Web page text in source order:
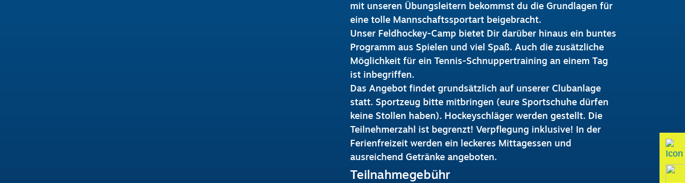
mit unseren Übungsleitern bekommst du die Grundlagen für
eine tolle Mannschaftssportart beigebracht.
Unser Feldhockey-Camp bietet Dir darüber hinaus ein buntes
Programm aus Spielen und viel Spaß. Auch die zusätzliche
Möglichkeit für ein Tennis-Schnuppertraining an einem Tag
ist inbegriffen.
Das Angebot findet grundsätzlich auf unserer Clubanlage
statt. Sportzeug bitte mitbringen (eure Sportschuhe dürfen
keine Stollen haben). Hockeyschläger werden gestellt. Die
Teilnehmerzahl ist begrenzt! Verpflegung inklusive! In der
Ferienfreizeit werden ein leckeres Mittagessen und
ausreichend Getränke angeboten.
Teilnahmegebühr